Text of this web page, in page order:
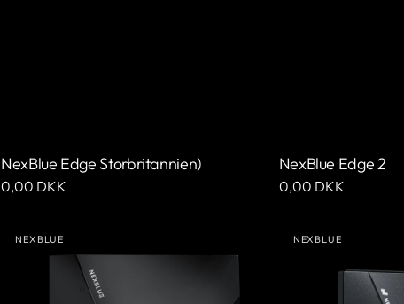
NexBlue Edge Storbritannien)
Ordinarie
0,00 DKK
NexBlue Edge 2
Ordinarie
0,00 DKK
Point
(Storbritannien)
Leverantör:
NEXBLUE
Ready
Leverantör:
NEXBLUE